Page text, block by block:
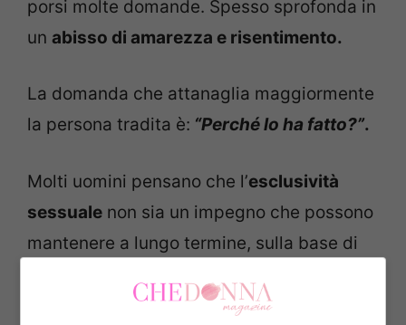
porsi molte domande. Spesso sprofonda in
un abisso di amarezza e risentimento.
La domanda che attanaglia maggiormente
la persona tradita è: “Perché lo ha fatto?”.
Molti uomini pensano che l’esclusività
sessuale non sia un impegno che possono
mantenere a lungo termine, sulla base di
l’infedeltà coniugale si verifica in molti